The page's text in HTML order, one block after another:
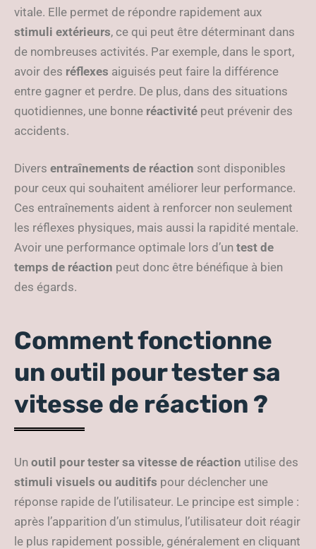
vitale. Elle permet de répondre rapidement aux
stimuli extérieurs, ce qui peut être déterminant dans
de nombreuses activités. Par exemple, dans le sport,
avoir des réflexes aiguisés peut faire la différence
entre gagner et perdre. De plus, dans des situations
quotidiennes, une bonne réactivité peut prévenir des
accidents.
Divers entraînements de réaction sont disponibles
pour ceux qui souhaitent améliorer leur performance.
Ces entraînements aident à renforcer non seulement
les réflexes physiques, mais aussi la rapidité mentale.
Avoir une performance optimale lors d’un test de
temps de réaction peut donc être bénéfique à bien
des égards.
Comment fonctionne
un outil pour tester sa
vitesse de réaction ?
Un outil pour tester sa vitesse de réaction utilise des
stimuli visuels ou auditifs pour déclencher une
réponse rapide de l’utilisateur. Le principe est simple :
après l’apparition d’un stimulus, l’utilisateur doit réagir
le plus rapidement possible, généralement en cliquant